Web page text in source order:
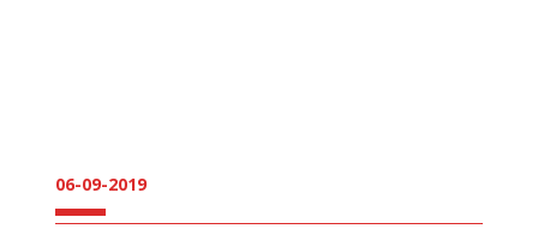
06-09-2019